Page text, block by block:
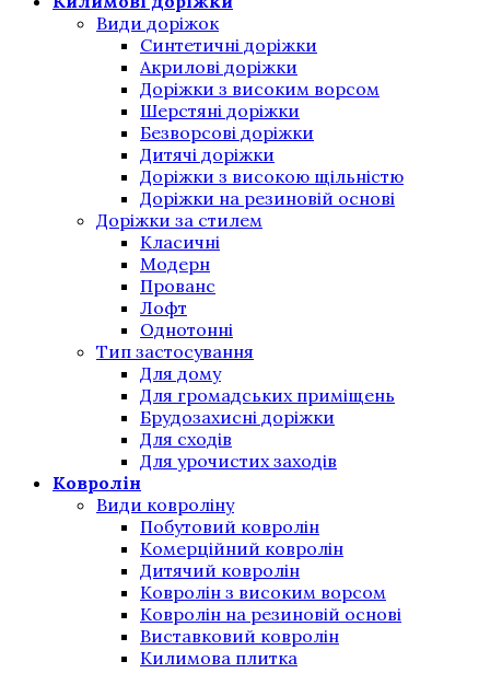
Види доріжок
Синтетичні доріжки
Акрилові доріжки
Доріжки з високим ворсом
Шерстяні доріжки
Безворсові доріжки
Дитячі доріжки
Доріжки з високою щільністю
Доріжки на резиновій основі
Доріжки за стилем
Класичні
Модерн
Прованс
Лофт
Однотонні
Тип застосування
Для дому
Для громадських приміщень
Брудозахисні доріжки
Для сходів
Для урочистих заходів
Ковролін
Види ковроліну
Побутовий ковролін
Комерційний ковролін
Дитячий ковролін
Ковролін з високим ворсом
Ковролін на резиновій основі
Виставковий ковролін
Килимова плитка